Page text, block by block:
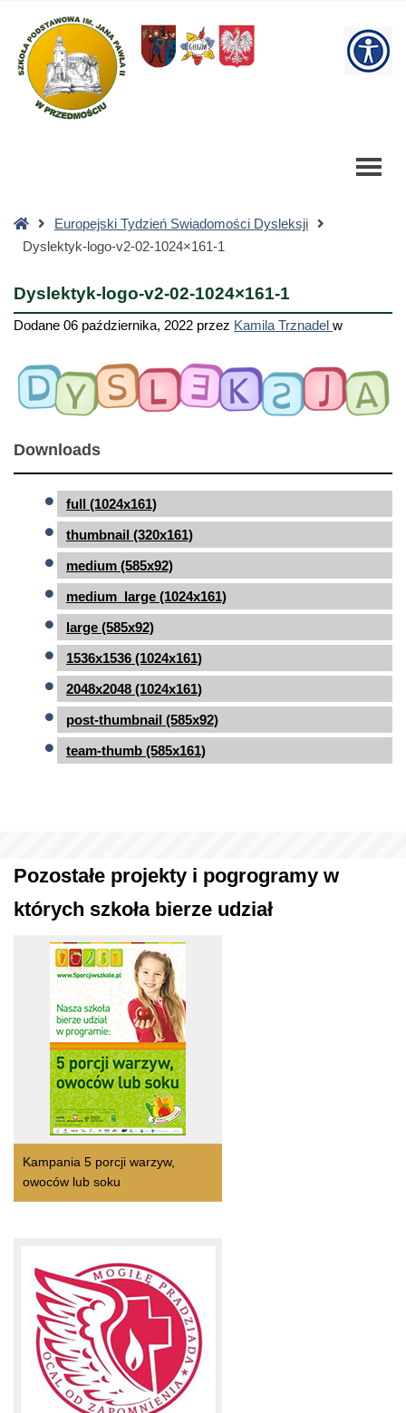
1024x161-
Strona
główna
Europejski Tydzień Swiadomości Dysleksji
Dyslektyk-logo-v2-02-1024×161-1
Dyslektyk-logo-v2-02-1024×161-1
Dodane 06 października, 2022 przez Kamila Trznadel w
Downloads
full (1024x161)
thumbnail (320x161)
medium (585x92)
medium_large (1024x161)
large (585x92)
1536x1536 (1024x161)
2048x2048 (1024x161)
post-thumbnail (585x92)
team-thumb (585x161)
Pozostałe projekty i pogrogramy w
których szkoła bierze udział
Kampania 5 porcji warzyw,
owoców lub soku